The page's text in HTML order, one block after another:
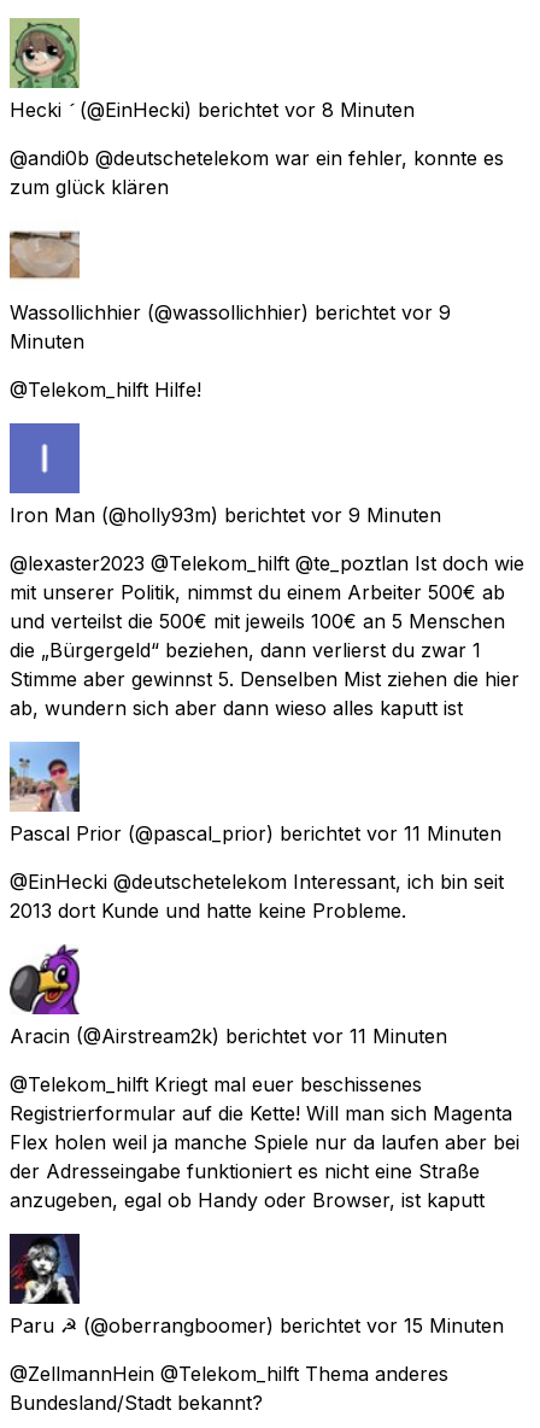
Hecki  (@EinHecki) berichtet vor 8 Minuten
@andi0b @deutschetelekom war ein fehler, konnte es
zum glück klären
Wassollichhier (@wassollichhier) berichtet vor 9
Minuten
@Telekom_hilft Hilfe!
Iron Man (@holly93m) berichtet vor 9 Minuten
@lexaster2023 @Telekom_hilft @te_poztlan Ist doch wie
mit unserer Politik, nimmst du einem Arbeiter 500€ ab
und verteilst die 500€ mit jeweils 100€ an 5 Menschen
die „Bürgergeld“ beziehen, dann verlierst du zwar 1
Stimme aber gewinnst 5. Denselben Mist ziehen die hier
ab, wundern sich aber dann wieso alles kaputt ist
Pascal Prior (@pascal_prior) berichtet vor 11 Minuten
@EinHecki @deutschetelekom Interessant, ich bin seit
2013 dort Kunde und hatte keine Probleme.
Aracin (@Airstream2k) berichtet vor 11 Minuten
@Telekom_hilft Kriegt mal euer beschissenes
Registrierformular auf die Kette! Will man sich Magenta
Flex holen weil ja manche Spiele nur da laufen aber bei
der Adresseingabe funktioniert es nicht eine Straße
anzugeben, egal ob Handy oder Browser, ist kaputt
Paru ☭ (@oberrangboomer) berichtet vor 15 Minuten
@ZellmannHein @Telekom_hilft Thema anderes
Bundesland/Stadt bekannt?